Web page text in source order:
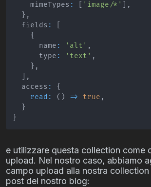
    mimeTypes
: 'image/*'
,
} ,
  fields
:
{
      name
: 'alt' ,
      type
: 'text' ,
} ,
,
  access
:
{
read : ( ) => true ,
}
}
e utilizzare questa collection come
upload. Nel nostro caso, abbiamo
campo upload alla nostra
post del nostro blog: